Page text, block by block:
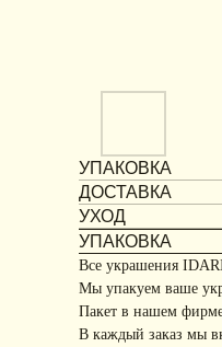
УПАКОВКА
ДОСТАВКА
УХОД
УПАКОВКА
Все украшения
Мы упакуем ваше
Пакет в нашем
В каждый заказ мы